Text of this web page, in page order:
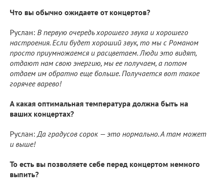
Что вы обычно ожидаете от концертов?
Руслан: В первую очередь хорошего звука и хорошего
настроения. Если будет хороший звук, то мы с Романом
просто приумножаемся и расцветаем. Люди это видят,
отдают нам свою энергию, мы ее получаем, а потом
отдаем им обратно еще больше. Получается вот такое
горячее варево!
А какая оптимальная температура должна быть на
ваших концертах?
Руслан:Да градусов сорок — это нормально. А там может
и выше!
То есть вы позволяете себе перед концертом немного
выпить?